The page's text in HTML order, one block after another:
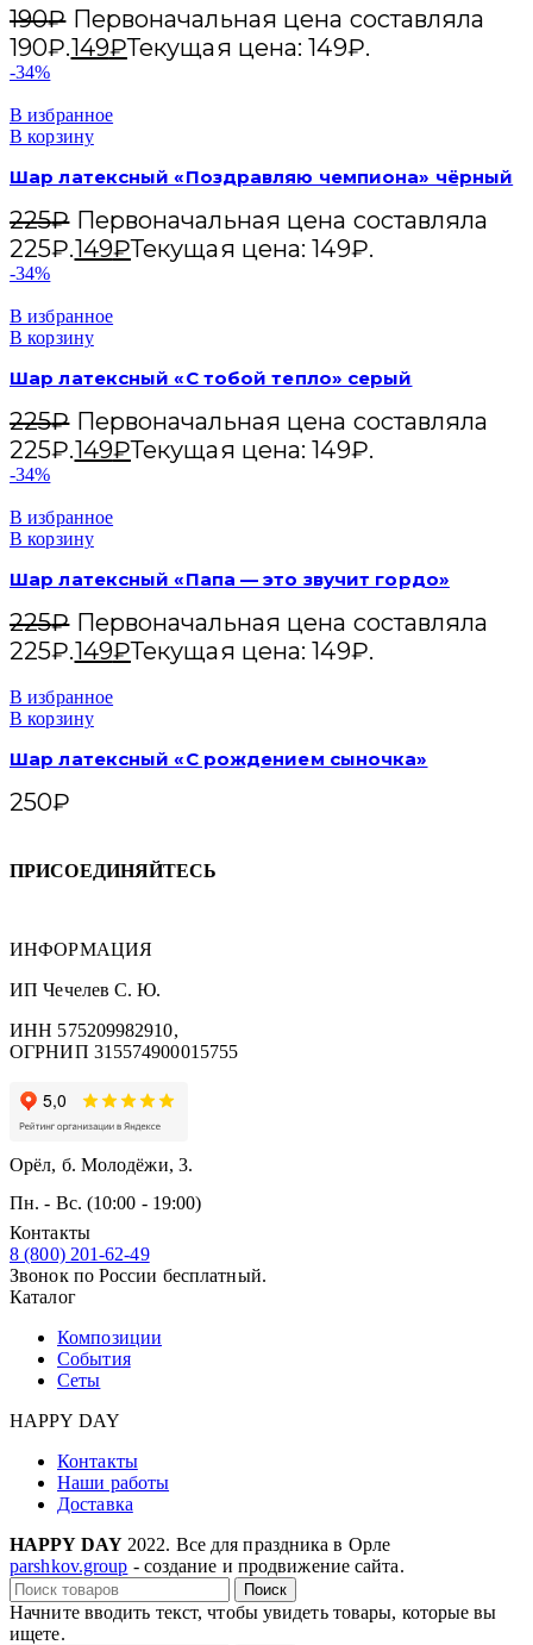
190₽ Первоначальная цена составляла
190₽.149₽Текущая цена: 149₽.
-34%
В избранное
В корзину
Шар латексный «Поздравляю чемпиона» чёрный
225₽ Первоначальная цена составляла
225₽.149₽Текущая цена: 149₽.
-34%
В избранное
В корзину
Шар латексный «С тобой тепло» серый
225₽ Первоначальная цена составляла
225₽.149₽Текущая цена: 149₽.
-34%
В избранное
В корзину
Шар латексный «Папа — это звучит гордо»
225₽ Первоначальная цена составляла
225₽.149₽Текущая цена: 149₽.
В избранное
В корзину
Шар латексный «С рождением сыночка»
250₽
ПРИСОЕДИНЯЙТЕСЬ
ИНФОРМАЦИЯ
ИП Чечелев С. Ю.
ИНН 575209982910,
ОГРНИП 315574900015755
Орёл, б. Молодёжи, 3.
Пн. - Вс. (10:00 - 19:00)
Контакты
8 (800) 201-62-49
Звонок по России бесплатный.
Каталог
Композиции
События
Сеты
HAPPY DAY
Контакты
Наши работы
Доставка
HAPPY DAY 2022. Все для праздника в Орле
parshkov.group - создание и продвижение сайта.
Поиск
Начните вводить текст, чтобы увидеть товары, которые вы
ищете.